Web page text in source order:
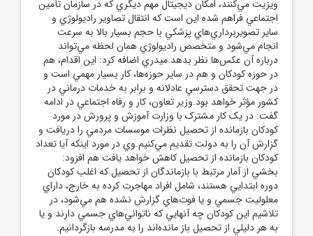
ويزيت مي‌کنند، امکان ديجيتال مهم ديگري که در سازمان تأمين
اجتماعي فراهم شده اين است که انتقال تصاوير راديولوژي و
ساير تصويربرداري‌هاي پزشکي با حجم بسيار بالا به سرعت
انجام مي‌شود و متخصص راديولوژي همان لحظه مي‌تواند
درباره آن عکس‌ها نظر بدهد.ميدري اضافه کرد: اين اقدام، هم
در حوزه کودکان و هم در ساير حوزه‌ها، کار بسيار مهمي است و
در جهت تحقق دسترسي عادلانه و برابر به خدمات درماني در
کشور مؤثر خواهد بود.وزير تعاون، کار و رفاه اجتماعي در ادامه
گفت: در يک کار مشترک با وزارت آموزش و پرورش در مورد
کودکان بازمانده از تحصيل نظرات موسسات مردمي را دريافت و
گزارش آن را به دولت تقديم مي‌کنيم.وي در مورد اينکه آيا تعداد
کودکان بازمانده از تحصيل کاهش خواهد يافت هم افزود:
بخشي از آمار مرتبط با بازماندگان از تحصيل که اغلب کودکان
دوره ابتدايي هستند، شامل افراد مهاجرت کرده به خارج، داراي
معلوليت جسمي و يا فوت‌هاي گزارش نشده هم مي‌شود، در
تلاشيم اين کودکان چه آنهايي که ناتواني‌هاي جسمي دارند و يا
به هر دليلي از تحصيل باز مانده‌اند را به مدرسه بازگردانيم.